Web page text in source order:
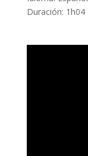
Duración: 1h04